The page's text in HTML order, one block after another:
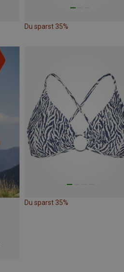
Du sparst 35%
Du sparst 35%